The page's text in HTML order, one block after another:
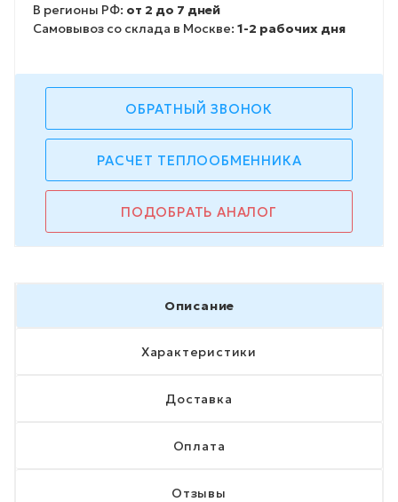
В регионы РФ: от 2 до 7 дней
Самовывоз со склада в Москве: 1-2 рабочих дня
ОБРАТНЫЙ ЗВОНОК
РАСЧЕТ ТЕПЛООБМЕННИКА
ПОДОБРАТЬ АНАЛОГ
Описание
Характеристики
Доставка
Оплата
Отзывы